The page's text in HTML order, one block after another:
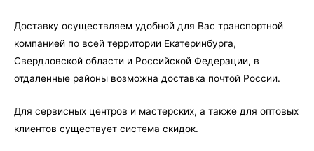
Доставку осуществляем удобной для Вас транспортной
компанией по всей территории Екатеринбурга,
Свердловской области и Российской Федерации, в
отдаленные районы возможна доставка почтой России.
Для сервисных центров и мастерских, а также для оптовых
клиентов существует система скидок.